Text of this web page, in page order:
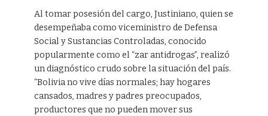
Al tomar posesión del cargo, Justiniano, quien se
desempeñaba como viceministro de Defensa
Social y Sustancias Controladas, conocido
popularmente como el “zar antidrogas”, realizó
un diagnóstico crudo sobre la situación del país.
“Bolivia no vive días normales; hay hogares
cansados, madres y padres preocupados,
productores que no pueden mover sus